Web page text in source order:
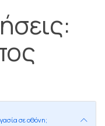
σε οθόνη;